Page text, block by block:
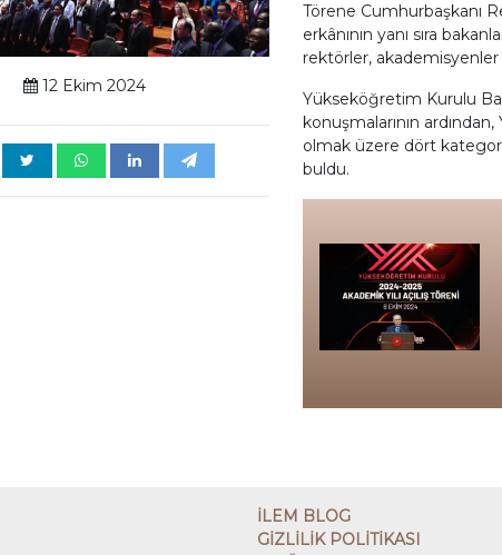
12 Ekim 2024
Törene Cumhurbaşkanı
erkânının yanı sıra
rektörler, akademisyenler
Yükseköğretim Kurulu
konuşmalarının
olmak üzere dört
buldu.
İLEM BLOG
GİZLİLİK POLİTİKASI